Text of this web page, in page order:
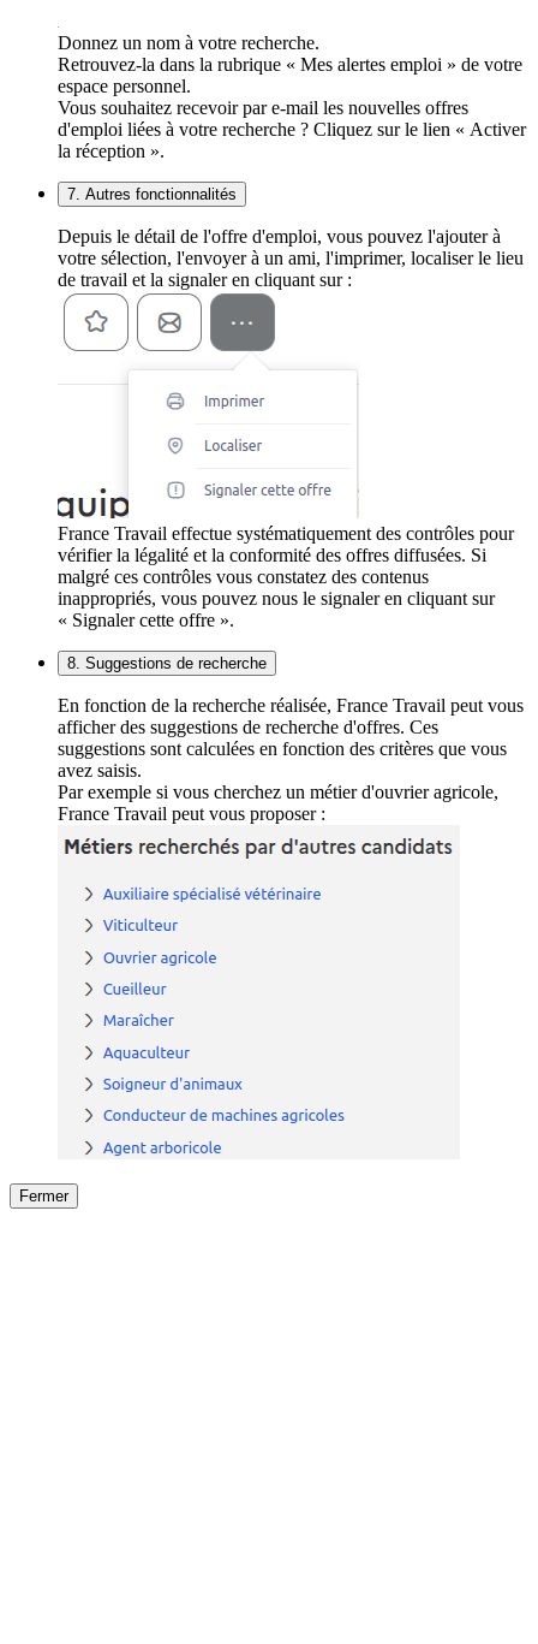
Donnez un nom à votre recherche.
Retrouvez-la dans la rubrique « Mes alertes emploi » de votre
espace personnel.
Vous souhaitez recevoir par e-mail les nouvelles offres
d'emploi liées à votre recherche ? Cliquez sur le lien « Activer
la réception ».
7. Autres fonctionnalités
Depuis le détail de l'offre d'emploi, vous pouvez l'ajouter à
votre sélection, l'envoyer à un ami, l'imprimer, localiser le lieu
de travail et la signaler en cliquant sur :
France Travail effectue systématiquement des contrôles pour
vérifier la légalité et la conformité des offres diffusées. Si
malgré ces contrôles vous constatez des contenus
inappropriés, vous pouvez nous le signaler en cliquant sur
« Signaler cette offre ».
8. Suggestions de recherche
En fonction de la recherche réalisée, France Travail peut vous
afficher des suggestions de recherche d'offres. Ces
suggestions sont calculées en fonction des critères que vous
avez saisis.
Par exemple si vous cherchez un métier d'ouvrier agricole,
France Travail peut vous proposer :
Fermer